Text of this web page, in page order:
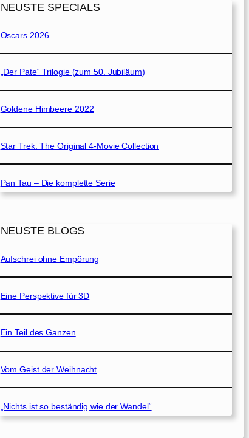
NEUSTE SPECIALS
Oscars 2026
„Der Pate“ Trilogie (zum 50. Jubiläum)
Goldene Himbeere 2022
Star Trek: The Original 4-Movie Collection
Pan Tau – Die komplette Serie
NEUSTE BLOGS
Aufschrei ohne Empörung
Eine Perspektive für 3D
Ein Teil des Ganzen
Vom Geist der Weihnacht
„Nichts ist so beständig wie der Wandel“